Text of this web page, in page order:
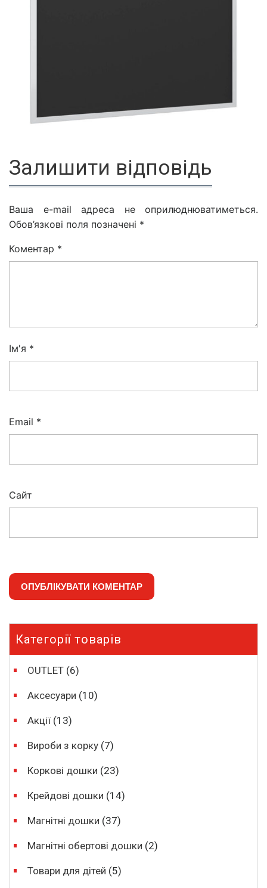
Залишити відповідь
Ваша e-mail адреса не оприлюднюватиметься.
Обов’язкові поля позначені *
Коментар *
Ім'я *
Email *
Сайт
Категорії товарів
OUTLET (6)
Аксесуари (10)
Акції (13)
Вироби з корку (7)
Коркові дошки (23)
Крейдові дошки (14)
Магнітні дошки (37)
Магнітні обертові дошки (2)
Товари для дітей (5)